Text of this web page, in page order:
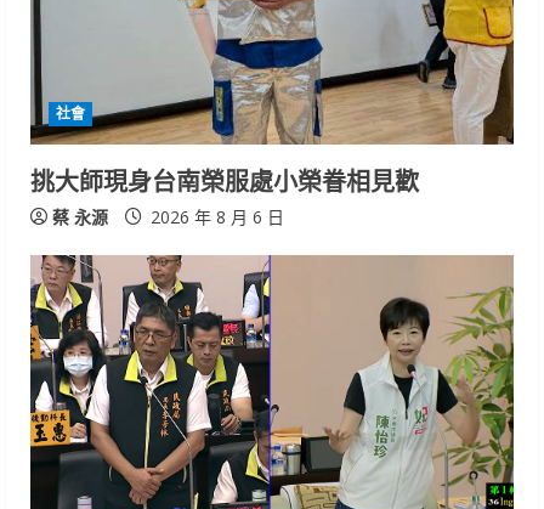
社會
挑大師現身台南榮服處小榮眷相見歡
蔡 永源 2026 年 8 月 6 日